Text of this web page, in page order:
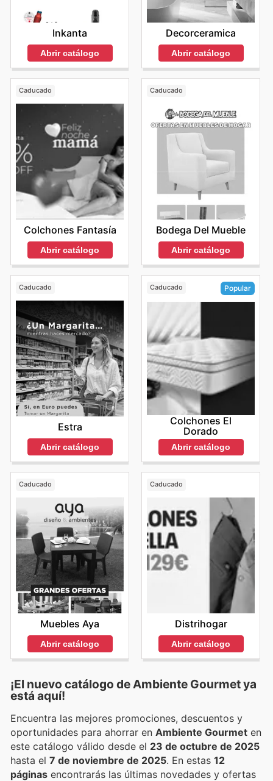
Inkanta
Abrir catálogo
Decorceramica
Abrir catálogo
Caducado
Colchones Fantasía
Abrir catálogo
Caducado
Bodega Del Mueble
Abrir catálogo
Caducado
Estra
Abrir catálogo
Caducado Popular
Colchones El
Dorado
Abrir catálogo
Caducado
Muebles Aya
Abrir catálogo
Caducado
Distrihogar
Abrir catálogo
¡El nuevo catálogo de Ambiente Gourmetya
está aquí!
Encuentra las mejores promociones, descuentos y
oportunidades para ahorrar en Ambiente Gourmet en
este catálogo válido desde el 23 de octubre de 2025
hasta el 7 de noviembre de 2025 . En estas 12
páginas encontrarás las últimas novedades y ofertas